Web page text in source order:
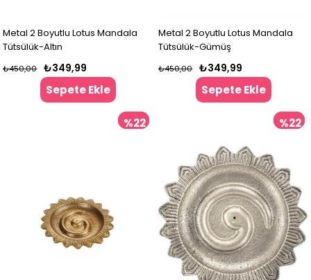
Metal 2 Boyutlu Lotus Mandala
Tütsülük-Altın
₺349,99
₺450,00
Sepete Ekle
Metal 2 Boyutlu Lotus Mandala
Tütsülük-Gümüş
₺349,99
₺450,00
Sepete Ekle
%22 %22